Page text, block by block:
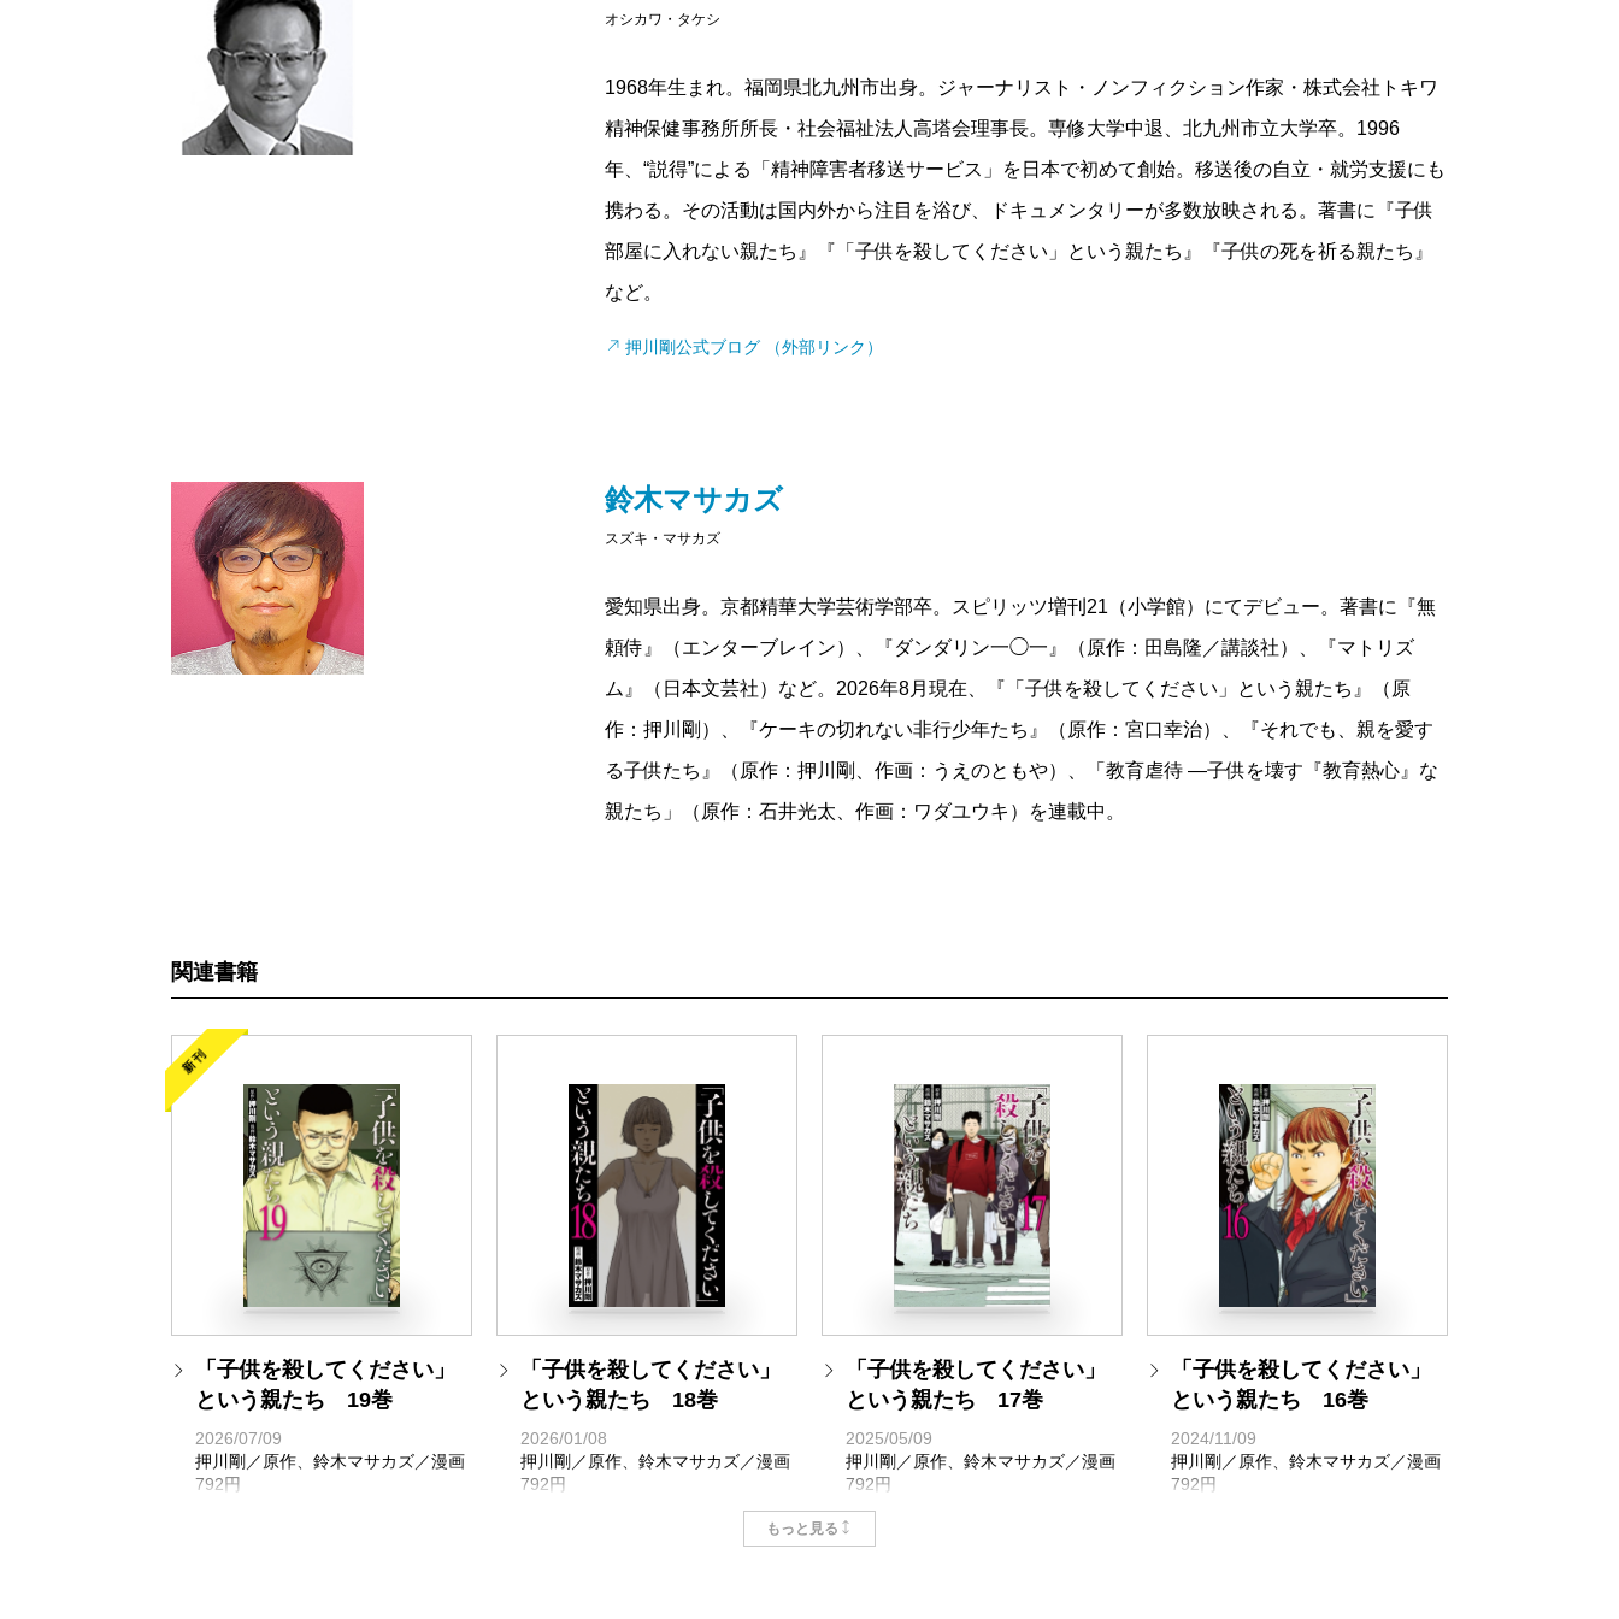
オシカワ・タケシ
1968年生まれ。福岡県北九州市出身。ジャーナリスト・ノンフィクション作家・株式会社トキワ
精神保健事務所所長・社会福祉法人高塔会理事長。専修大学中退、北九州市立大学卒。1996
年、“説得”による「精神障害者移送サービス」を日本で初めて創始。移送後の自立・就労支援にも
携わる。その活動は国内外から注目を浴び、ドキュメンタリーが多数放映される。著書に『子供
部屋に入れない親たち』『「子供を殺してください」という親たち』『子供の死を祈る親たち』
など。
押川剛公式ブログ （外部リンク）
鈴木マサカズ
スズキ・マサカズ
愛知県出身。京都精華大学芸術学部卒。スピリッツ増刊21（小学館）にてデビュー。著書に『無
頼侍』（エンターブレイン）、『ダンダリン一◯一』（原作：田島隆／講談社）、『マトリズ
ム』（日本文芸社）など。2026年8月現在、『「子供を殺してください」という親たち』（原
作：押川剛）、『ケーキの切れない非行少年たち』（原作：宮口幸治）、『それでも、親を愛す
る子供たち』（原作：押川剛、作画：うえのともや）、「教育虐待 ―子供を壊す『教育熱心』な
親たち」（原作：石井光太、作画：ワダユウキ）を連載中。
関連書籍
新刊
「子供を殺してください」
という親たち 19巻
2026/07/09
押川剛／原作、鈴木マサカズ／漫画
792円
「子供を殺してください」
という親たち 18巻
2026/01/08
押川剛／原作、鈴木マサカズ／漫画
792円
「子供を殺してください」
という親たち 17巻
2025/05/09
押川剛／原作、鈴木マサカズ／漫画
792円
「子供を殺してください」
という親たち 16巻
2024/11/09
押川剛／原作、鈴木マサカズ／漫画
792円
もっと見る